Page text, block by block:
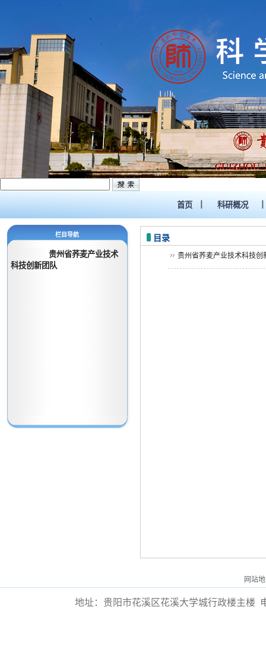
首页 科研概况
栏目导航
贵州省荞麦产业技术
科技创新团队
目录
贵州省荞麦产业技术科技创
网站
地址：贵阳市花溪区花溪大学城行政楼主楼